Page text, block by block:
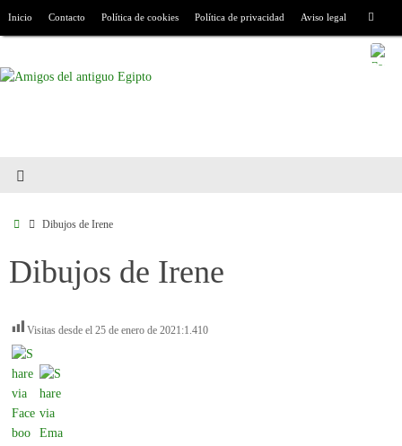
Inicio Contacto Política de cookies Política de privacidad Aviso legal
Dibujos de Irene
Dibujos de Irene
Visitas desde el 25 de enero de 2021:1.410